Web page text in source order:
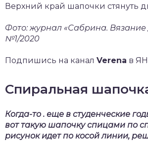
Верхний край шапочки стянуть
Фото: журнал «Сабрина. Вязание
№1/2020
Подпишись на канал Verena в
Спиральная
Когда-то . еще в студенческие
вот такую шапочку спицами по
рисунок идет по косой линии,